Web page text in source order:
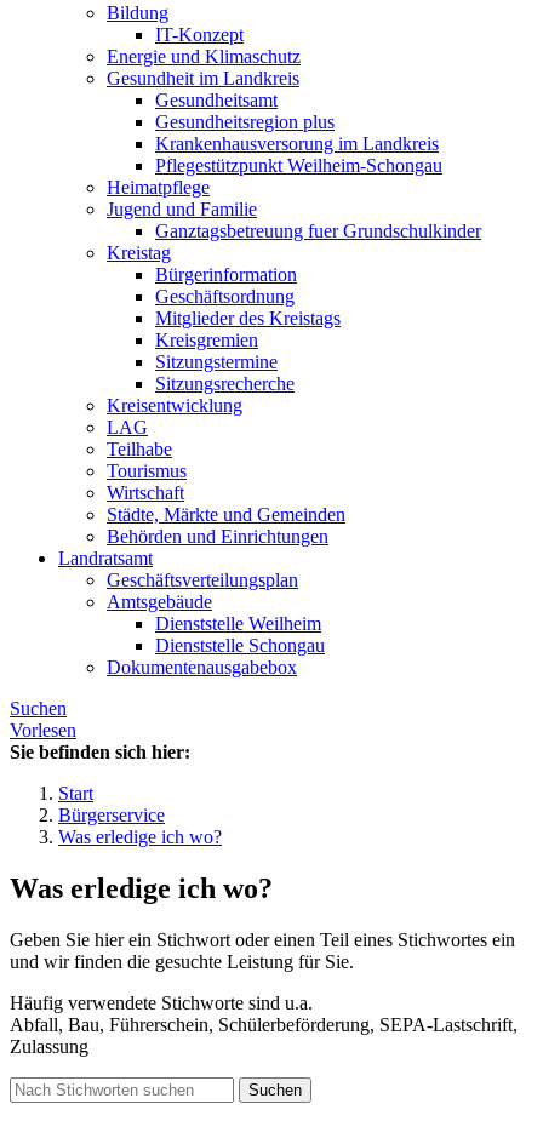
Bildung
IT-Konzept
Energie und Klimaschutz
Gesundheit im Landkreis
Gesundheitsamt
Gesundheitsregion plus
Krankenhausversorung im Landkreis
Pflegestützpunkt Weilheim-Schongau
Heimatpflege
Jugend und Familie
Ganztagsbetreuung fuer Grundschulkinder
Kreistag
Bürgerinformation
Geschäftsordnung
Mitglieder des Kreistags
Kreisgremien
Sitzungstermine
Sitzungsrecherche
Kreisentwicklung
LAG
Teilhabe
Tourismus
Wirtschaft
Städte, Märkte und Gemeinden
Behörden und Einrichtungen
Landratsamt
Geschäftsverteilungsplan
Amtsgebäude
Dienststelle Weilheim
Dienststelle Schongau
Dokumentenausgabebox
Suchen
Vorlesen
Sie befinden sich hier:
Start
Bürgerservice
Was erledige ich wo?
Was erledige ich wo?
Geben Sie hier ein Stichwort oder einen Teil eines Stichwortes ein
und wir finden die gesuchte Leistung für Sie.
Häufig verwendete Stichworte sind u.a.
Abfall, Bau, Führerschein, Schülerbeförderung, SEPA-Lastschrift,
Zulassung
Suchen